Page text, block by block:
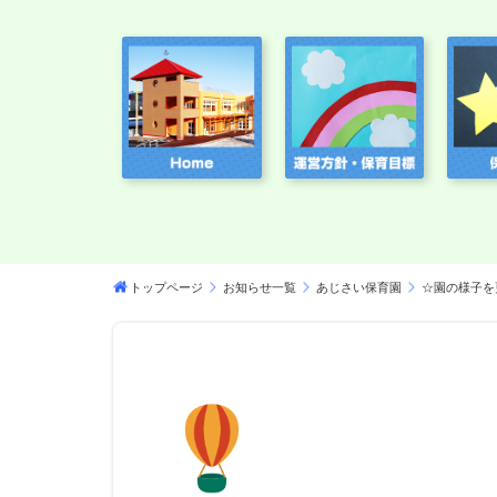
トップページ お知らせ一覧 あじさい保育園 ☆園の様子